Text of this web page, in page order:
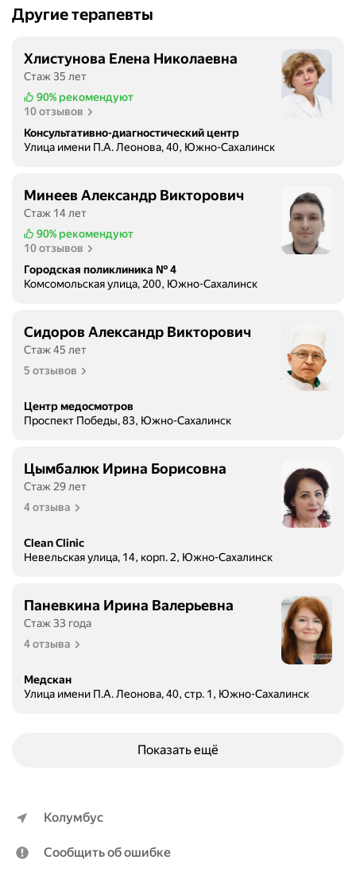
Другие терапевты
Хлистунова Елена Николаевна
Стаж 35 лет
90% рекомендуют
10 отзывов
Консультативно-диагностический центр
Улица имени П.А. Леонова, 40, Южно-Сахалинск
Минеев Александр Викторович
Стаж 14 лет
90% рекомендуют
10 отзывов
Городская поликлиника № 4
Комсомольская улица, 200, Южно-Сахалинск
Сидоров Александр Викторович
Стаж 45 лет
5 отзывов
Центр медосмотров
Проспект Победы, 83, Южно-Сахалинск
Цымбалюк Ирина Борисовна
Стаж 29 лет
4 отзыва
Clean Clinic
Невельская улица, 14, корп. 2, Южно-Сахалинск
Паневкина Ирина Валерьевна
Стаж 33 года
4 отзыва
Медскан
Улица имени П.А. Леонова, 40, стр. 1, Южно-Сахалинск
Показать ещё
Колумбус
Сообщить об ошибке